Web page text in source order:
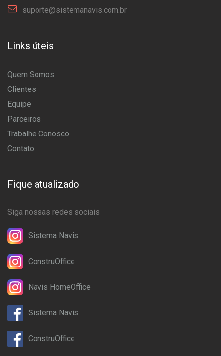
suporte@sistemanavis.com.br
Links úteis
Quem Somos
Clientes
Equipe
Parceiros
Trabalhe Conosco
Contato
Fique atualizado
Siga nossas redes sociais
Sistema Navis
ConstruOffice
Navis HomeOffice
Sistema Navis
ConstruOffice